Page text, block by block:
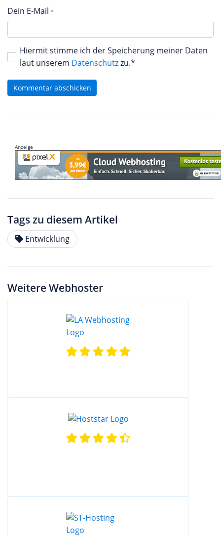
Dein E-Mail
Hiermit stimme ich der Speicherung meiner Daten
laut unserem Datenschutzzu.*
Kommentar abschicken
Anzeige
Tags zu diesem Artikel
Entwicklung
Weitere Webhoster